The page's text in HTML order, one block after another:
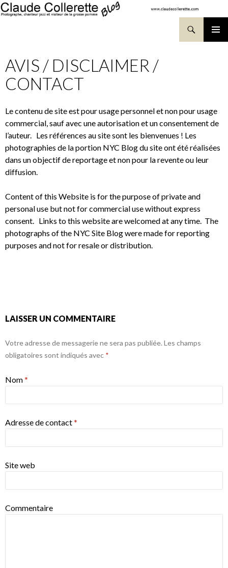
AVIS / DISCLAIMER /
CONTACT
Le contenu de site est pour usage personnel et non pour usage
commercial, sauf avec une autorisation et un consentement de
l’auteur. Les références au site sont les bienvenues ! Les
photographies de la portion NYC Blog du site ont été réalisées
dans un objectif de reportage et non pour la revente ou leur
diffusion.
Content of this Website is for the purpose of private and
personal use but not for commercial use without express
consent. Links to this website are welcomed at any time. The
photographs of the NYC Site Blog were made for reporting
purposes and not for resale or distribution.
LAISSER UN COMMENTAIRE
Votre adresse de messagerie ne sera pas publiée. Les champs
obligatoires sont indiqués avec *
Nom*
Adresse de contact*
Site web
Commentaire